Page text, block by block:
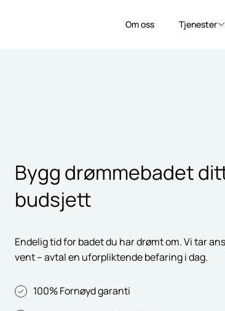
Om oss
Tjenester
Bygg drømmebadet
budsjett
Endelig tid for badet du har drømt om. Vi tar
vent – avtal en uforpliktende befaring i dag.
100% Fornøyd garanti